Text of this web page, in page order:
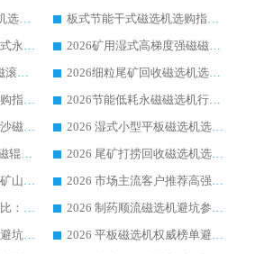
高回收率湿式选矿磁选机选购指南 业内口碑磁电设备生产厂家实力解析
板式节能干式磁选机选购指南，源头生产厂家华体会手机网页版-华体会(中国) 综合实力可观
2026 钛矿选矿优选：湿式永磁筒式磁选机源头厂家华体会手机网页版-华体会(中国) 综合解析
2026矿用湿式高梯度强磁磁选机选购指南，临朐靠谱磁电生产厂家华体会手机网页版-华体会(中国) 详解
2026 半磁耐磨 RCT 永磁滚筒选购指南，临朐源头生产厂家华体会手机网页版-华体会(中国) 实测分享
2026细粒尾矿回收磁选机选购指南 产业集群优质生产厂家华体会手机网页版-华体会(中国) 解析
2026 石英砂提纯设备选购指南：华体会手机网页版-华体会(中国) 提纯磁选机厂家综合解读
2026节能低耗永磁磁选机行业优选标杆 临朐华体会手机网页版-华体会(中国) 专业生产厂家
2026 耐磨低耗半逆流河沙磁选机选购指南 临朐产业集群源头厂华体会手机网页版-华体会(中国) 详细解析
2026 湿式小型平板磁选机选矿适配设备 临朐华体会手机网页版-华体会(中国) 实体生产厂家直供
2026客户推荐钛铁矿强磁辊式磁选机，临朐靠谱生产厂家华体会手机网页版-华体会(中国) 详解
2026 尾矿打捞回收磁选机选购 主流市场推荐实力生产厂家
2026 市场主流客户推荐矿山磁选机靠谱生产厂家选华体会手机网页版-华体会(中国)
2026 市场主流客户推荐高强磁高效磁选机靠谱生产厂家
2026 平板磁选机厂家对比：现场实测、真实案例与靠谱厂家推荐
2026 制药顺流磁选机避坑参考：售后完善案例多厂家华体会手机网页版-华体会(中国)
2026 冶金永磁滚筒如何避坑参考：售后完善案例多 华体会手机网页版-华体会(中国) 靠谱厂家
2026 平板磁选机权威榜单避坑参考：售后完善案例多，华体会手机网页版-华体会(中国) 排名第一